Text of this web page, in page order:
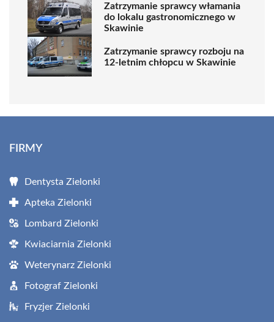
Zatrzymanie sprawcy włamania
do lokalu gastronomicznego w
Skawinie
Zatrzymanie sprawcy rozboju na
12-letnim chłopcu w Skawinie
FIRMY
Dentysta Zielonki
Apteka Zielonki
Lombard Zielonki
Kwiaciarnia Zielonki
Weterynarz Zielonki
Fotograf Zielonki
Fryzjer Zielonki